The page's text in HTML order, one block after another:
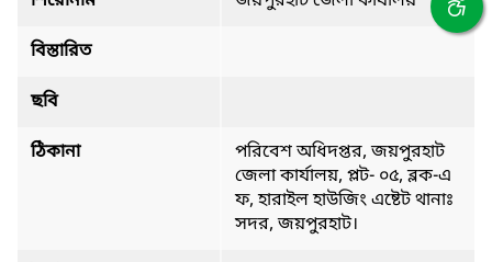
বিস্তারিত
ছবি
ঠিকানা
পরিবেশ অধিদপ্তর, জয়পুরহাট
জেলা কার্যালয়, প্লট- ০৫, ব্লক-এ
ফ, হারাইল হাউজিং এষ্টেট থানাঃ
সদর, জয়পুরহাট।